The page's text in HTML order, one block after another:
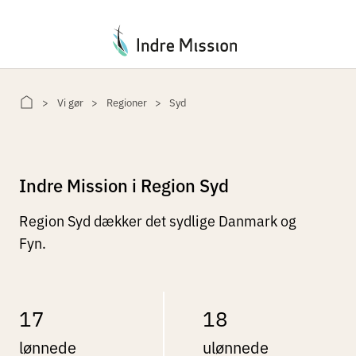
Vi gør Regioner Syd
Indre Mission i Region Syd
Region Syd dækker det sydlige Danmark og
Fyn.
17
lønnede
18
ulønnede